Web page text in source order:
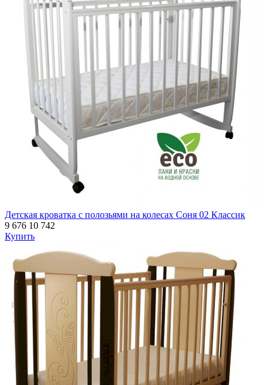
Детская кроватка с полозьями на колесах Соня 02 Классик
9 676 10 742
Купить